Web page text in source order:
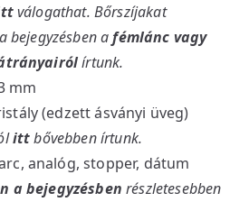
válogathat. Bőrszíjakat
bejegyzésben afémlánc vagy
írtunk.
mm
(edzett ásványi üveg)
ittbővebben írtunk.
analóg, stopper, dátum
a bejegyzésben részletesebben